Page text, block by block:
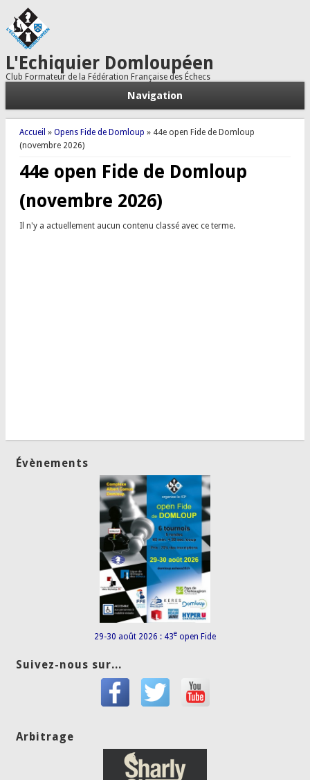
L'Echiquier Domloupéen
Club Formateur de la Fédération Française des Échecs
Navigation
Vous êtes ici
Accueil » Opens Fide de Domloup » 44e open Fide de Domloup
(novembre 2026)
44e open Fide de Domloup
(novembre 2026)
Il n'y a actuellement aucun contenu classé avec ce terme.
Évènements
29-30 août 2026 : 43e open Fide
Suivez-nous sur...
Arbitrage